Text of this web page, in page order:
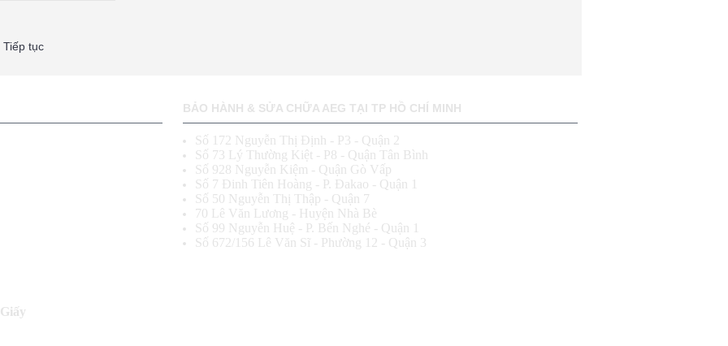
Tiếp tục
BẢO HÀNH & SỬA CHỮA AEG TẠI TP HỒ CHÍ MINH
Số 172 Nguyễn Thị Định - P3 - Quận 2
Số 73 Lý Thường Kiệt - P8 - Quận Tân Bình
Số 928 Nguyễn Kiệm - Quận Gò Vấp
Số 7 Đinh Tiên Hoàng - P. Đakao - Quận 1
Số 50 Nguyễn Thị Thập - Quận 7
70 Lê Văn Lương - Huyện Nhà Bè
Số 99 Nguyễn Huệ - P. Bến Nghé - Quận 1
Số 672/156 Lê Văn Sĩ - Phường 12 - Quận 3